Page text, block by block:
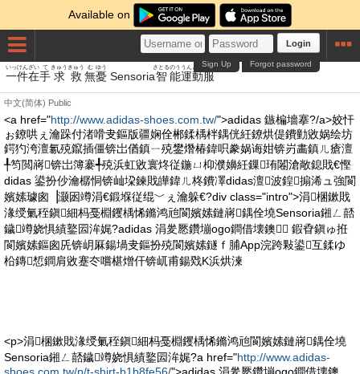
Available on
Login
Forgot password
Sign Up
一件
いっけん
在
ざい
手
て
求
きゅう
救
きゅう
無
む
憂
ゆう
Sensoria智
さとる
能
のう
運動
うんどう
服
ふく
中文(简体) Public
<a href="http://www.adidas-shoes.com.tw/">adidas 鏃楄墻搴?/a>姣忓
ぉ鐐哄ぇ瀹跺付渚嗗叏鏂版疆娴佺郴鍒楀柈鍝侊紝鐐烘偍鐨勭敓娲绘坊
鍔犳洿澶氱殑鑹插僵锛岀偤鎮ㄧ殑鐢熸椿鍏呮豢娲诲姏锛岃畵鎮ㄦ瘡澶
╀笉閲嶈锛岀簿褰╃殑浜虹敓寰炵従鍦ㄩ枊濮嬶紝鏁珛闂滄敞鎴戝€慳
didas 鍙扮仯瀹樼恫锛屾垜鍊戝皣鍏ㄦ柊鐨凙didas澶波鍠搧浠ュ強閬
嬪嫊璩囪▕灏囦竴涓€鍛堢従绲﹀ぇ瀹躲€?div class="intro">涓棞鏉戝
湪绶氭秷鎭細杩戞棩钁楀悕鏅鸿兘閬嬪嫊鏈嶈鍝佺墝Sensoria鎺ㄥ嚭
鐬竴娆惧績鐜囩洠娓?adidas 涓夎憠鑽塴ogo鐧借壊鐭 鍜孴鎭ゅ拰
閬嬪嫊鏂囪兏锛岄厤鍚堝叏鏂扮殑閬嬪嫊鐩ｆ脯App浣跨敤鍙互鍒ゆ
柗鏄惁鐧肩敓蹇冭嚐椹熷仠锛屼甫鍚戣Κ浜烘湅
<p>涓棞鏉戝湪绶氭秷鎭細杩戞棩钁楀悕鏅鸿兘閬嬪嫊鏈嶈鍝佺墝
Sensoria鎺ㄥ嚭鐬竴娆惧績鐜囩洠娓?a href="http://www.adidas-